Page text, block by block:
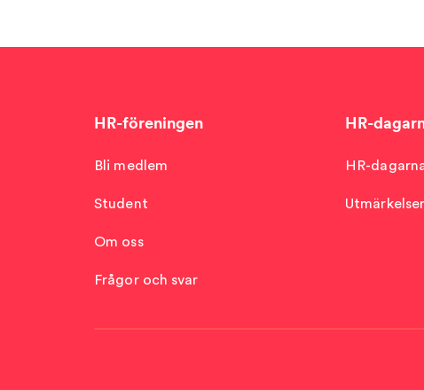
HR-föreningen
Bli medlem
Student
Om oss
Frågor och svar
HR-
HR-
Utmärkelser